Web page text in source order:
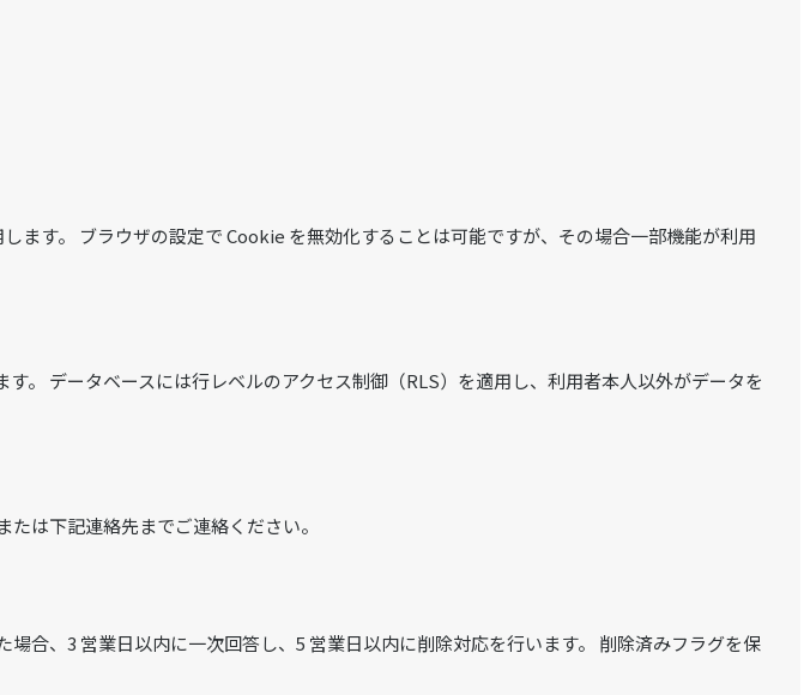
す。 ブラウザの設定で Cookie を無効化することは可能ですが、その場合一部機能が利用
。 データベースには行レベルのアクセス制御（RLS）を適用し、利用者本人以外がデータを
は下記連絡先までご連絡ください。
合、3 営業日以内に一次回答し、5 営業日以内に削除対応を行います。 削除済みフラグを保